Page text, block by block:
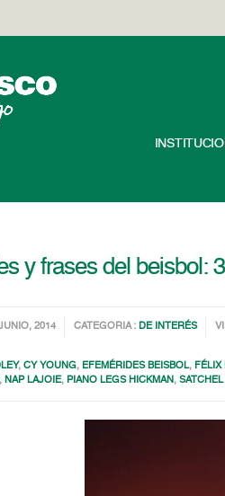
y frases del beisbol:
2014 CATEGORIA : DE INTERÉS
,CY YOUNG, EFEMÉRIDES BEISBOL, FÉLIX
, NAP LAJOIE, PIANO LEGS HICKMAN ,SATCHEL